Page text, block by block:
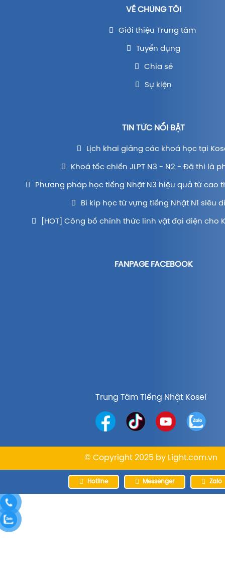
VỀ CHÚNG TÔI
Giới thiệu Trung tâm
Tuyển dụng
Chia sẻ
Sự kiện
TIN TỨC NỔI BẬT
Lịch khai giảng các khoá học tại
Khoá tốc chiến JLPT N3 - N2 - Đã thi là
Phương pháp học tiếng Nhật N3 hiệu quả từ cao
Bí kíp học từ vựng tiếng Nhật N1 siêu
[HOT] Công bố chính thức linh vật đại diện cho
FANPAGE FACEBOOK
Trung Tâm Tiếng Nhật Kosei
© Copyright 2025 by Light.com.vn
Hotline Messenger Zalo